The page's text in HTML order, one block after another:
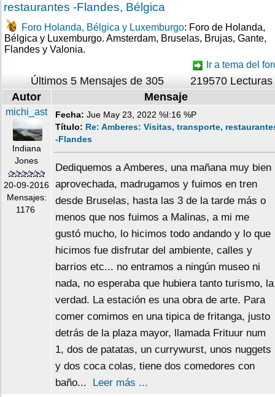
restaurantes -Flandes, Bélgica
Foro Holanda, Bélgica y Luxemburgo: Foro de Holanda,
Bélgica y Luxemburgo. Amsterdam, Bruselas, Brujas, Gante,
Flandes y Valonia.
Ir a tema del
Últimos 5 Mensajes de 305
219570 Lecturas
Autor
Mensaje
michi_ast
Indiana
Jones
20-09-2016
Mensajes:
1176
Fecha: Jue May 23, 2022 %I:16 %P
Título: Re: Amberes: Visitas, transporte,
-Flandes
Dediquemos a Amberes, una mañana muy bien
aprovechada, madrugamos y fuimos en tren
desde Bruselas, hasta las 3 de la tarde más o
menos que nos fuimos a Malinas, a mi me
gustó mucho, lo hicimos todo andando y lo que
hicimos fue disfrutar del ambiente, calles y
barrios etc... no entramos a ningún museo ni
nada, no esperaba que hubiera tanto turismo, la
verdad. La estación es una obra de arte. Para
comer comimos en una tipica de fritanga, justo
detrás de la plaza mayor, llamada Frituur num
1, dos de patatas, un currywurst, unos nuggets
y dos coca colas, tiene dos comedores con
baño...
Leer más ...